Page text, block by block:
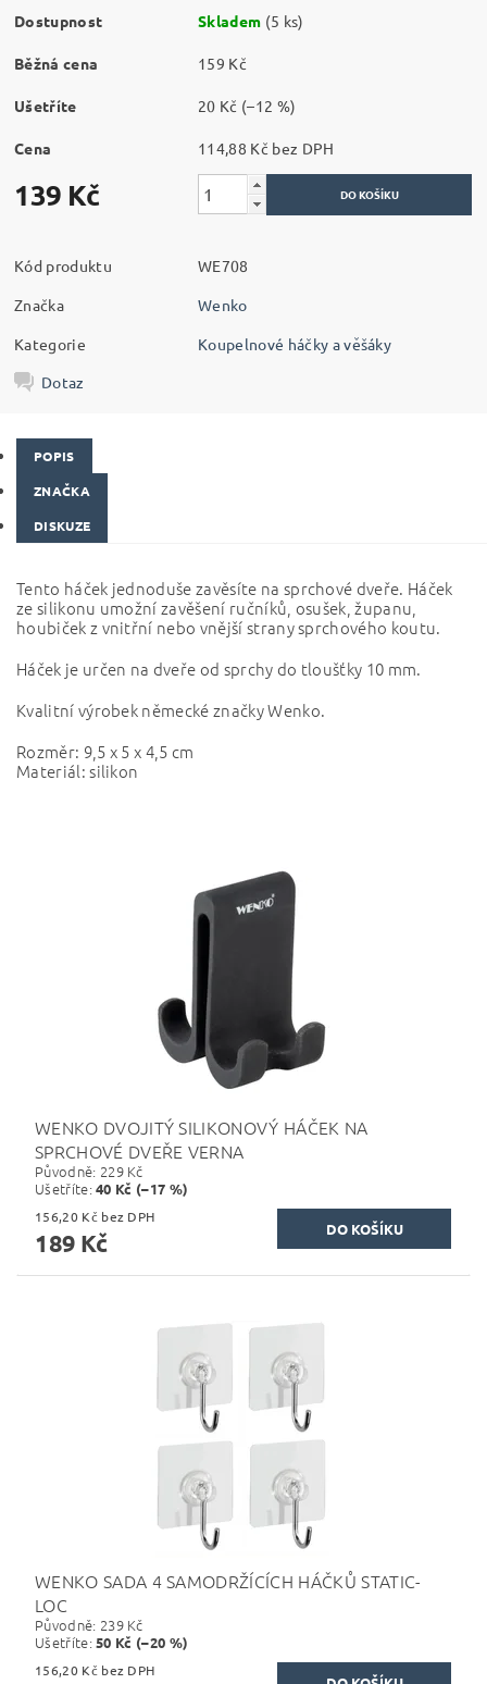
Dostupnost Skladem (5 ks)
Běžná cena 159 Kč
Ušetříte 20 Kč (–12 %)
Cena 114,88 Kč bez DPH
139 Kč
Kód produktu
WE708
Značka
Wenko
Kategorie
Koupelnové háčky a věšáky
Dotaz
POPIS
ZNAČKA
DISKUZE
Tento háček jednoduše zavěsíte na sprchové dveře. Háček
ze silikonu umožní zavěšení ručníků, osušek, županu,
houbiček z vnitřní nebo vnější strany sprchového koutu.
Háček je určen na dveře od sprchy do tloušťky 10 mm.
Kvalitní výrobek německé značky Wenko.
Rozměr: 9,5 x 5 x 4,5 cm
Materiál: silikon
WENKO DVOJITÝ SILIKONOVÝ HÁČEK NA
SPRCHOVÉ DVEŘE VERNA
Původně: 229 Kč
Ušetříte:40 Kč (–17 %)
156,20 Kč bez DPH
189 Kč
WENKO SADA 4 SAMODRŽÍCÍCH HÁČKŮ STATIC-
LOC
Původně: 239 Kč
Ušetříte:50 Kč (–20 %)
156,20 Kč bez DPH